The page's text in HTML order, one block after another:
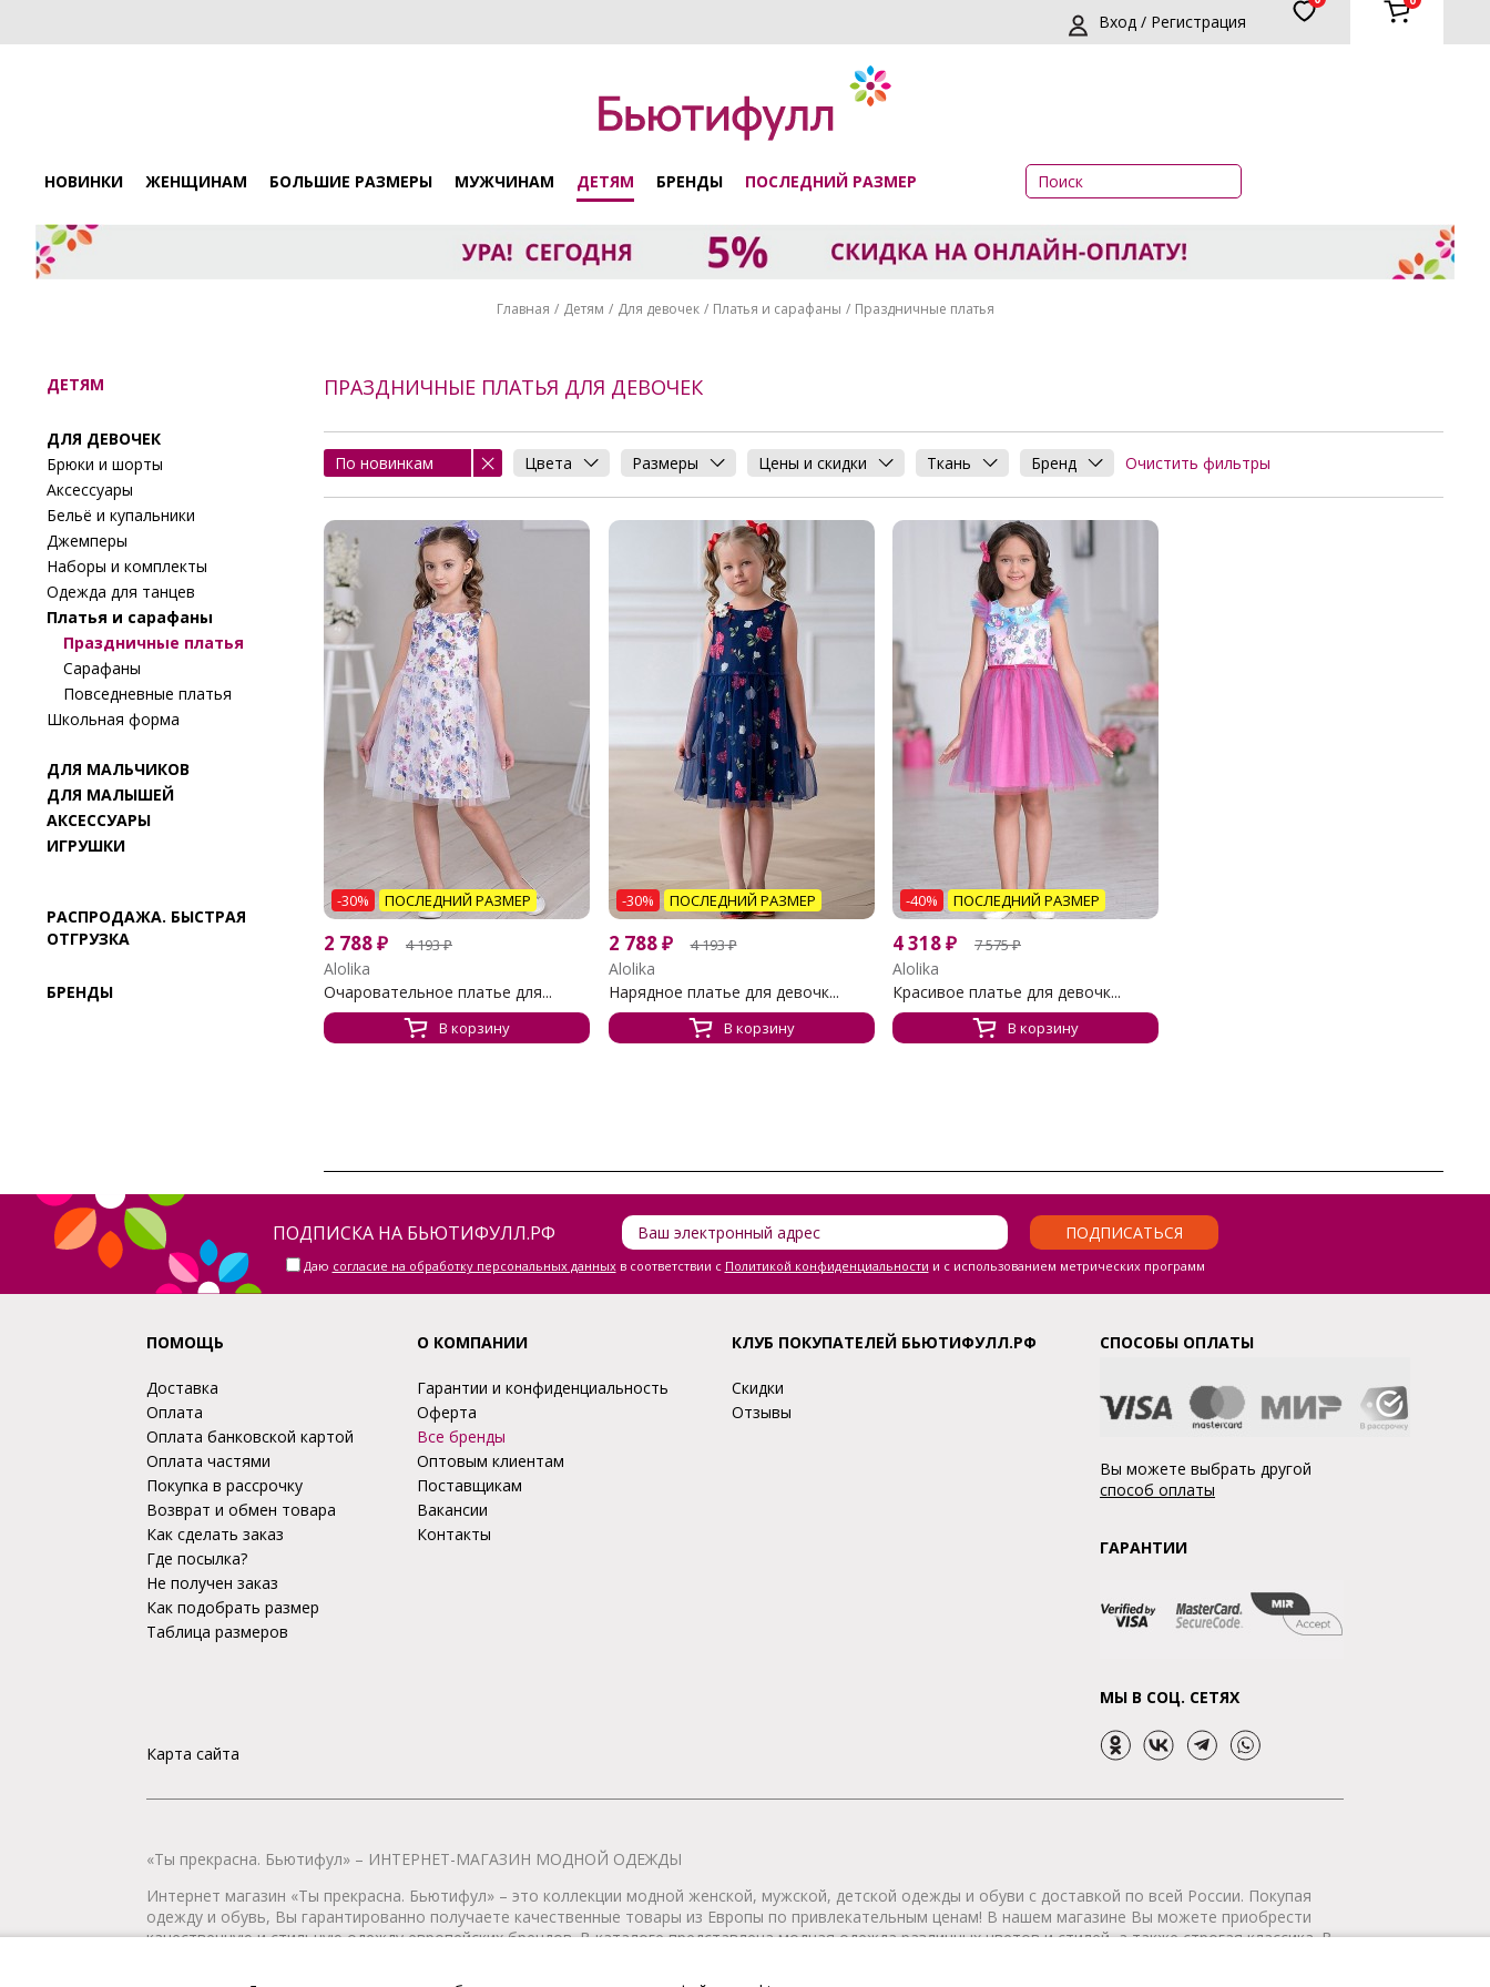
Вход / Регистрация
НОВИНКИ ЖЕНЩИНАМ БОЛЬШИЕ РАЗМЕРЫ МУЖЧИНАМ ДЕТЯМ БРЕНДЫ ПОСЛЕДНИЙ РАЗМЕР
Главная Детям Для девочек Платья и сарафаны Праздничные платья
ДЕТЯМ
ДЛЯ ДЕВОЧЕК
Брюки и шорты
Аксессуары
Бельё и купальники
Джемперы
Наборы и комплекты
Одежда для танцев
Платья и сарафаны
Праздничные платья
Сарафаны
Повседневные платья
Школьная форма
ДЛЯ МАЛЬЧИКОВ
ДЛЯ МАЛЫШЕЙ
АКСЕССУАРЫ
ИГРУШКИ
РАСПРОДАЖА. БЫСТРАЯ
ОТГРУЗКА
БРЕНДЫ
ПРАЗДНИЧНЫЕ ПЛАТЬЯ ДЛЯ ДЕВОЧЕК
По новинкам Цвета Размеры Цены и скидки Ткань Бренд Очистить фильтры
-30% ПОСЛЕДНИЙ РАЗМЕР
2 788₽ 4 193₽
Alolika
Очаровательное платье для...
В корзину
-30% ПОСЛЕДНИЙ РАЗМЕР
2 788₽ 4 193₽
Alolika
Нарядное платье для девочк...
В корзину
-40% ПОСЛЕДНИЙ РАЗМЕР
4 318₽ 7 575₽
Alolika
Красивое платье для девочк...
В корзину
ПОДПИСКА НА БЬЮТИФУЛЛ.РФ ПОДПИСАТЬСЯ
Даю согласие на обработку персональных данныхв соответствии с Политикой конфиденциальности и с использованием метрических программ
ПОМОЩЬ
Доставка
Оплата
Оплата банковской картой
Оплата частями
Покупка в рассрочку
Возврат и обмен товара
Как сделать заказ
Где посылка?
Не получен заказ
Как подобрать размер
Таблица размеров
Карта сайта
О КОМПАНИИ
Гарантии и конфиденциальность
Оферта
Все бренды
Оптовым клиентам
Поставщикам
Вакансии
Контакты
КЛУБ ПОКУПАТЕЛЕЙ БЬЮТИФУЛЛ.РФ
Скидки
Отзывы
СПОСОБЫ ОПЛАТЫ
Вы можете выбрать другой
способ оплаты
ГАРАНТИИ
МЫ В СОЦ. СЕТЯХ
«Ты прекрасна. Бьютифул» – ИНТЕРНЕТ-МАГАЗИН МОДНОЙ ОДЕЖДЫ
Интернет магазин «Ты прекрасна. Бьютифул» – это коллекции модной женской, мужской, детской одежды и обуви с доставкой по всей России. Покупая
одежду и обувь, Вы гарантированно получаете качественные товары из Европы по привлекательным ценам! В нашем магазине Вы можете приобрести
качественную и стильную одежду европейских брендов. В каталоге представлена модная одежда различных цветов и стилей, а также строгая классика. В